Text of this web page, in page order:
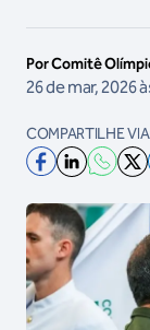
Por Comitê
26 de mar, 2026
COMPARTILHE